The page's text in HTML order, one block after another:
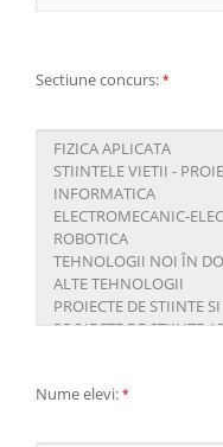
Sectiune concurs: *
Nume elevi: *